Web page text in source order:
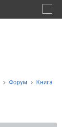
Форум
Книга